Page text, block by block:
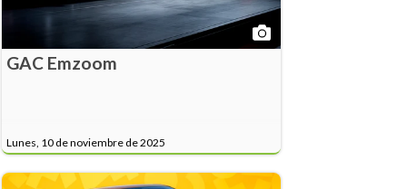
GAC Emzoom
Lunes, 10 de noviembre de 2025